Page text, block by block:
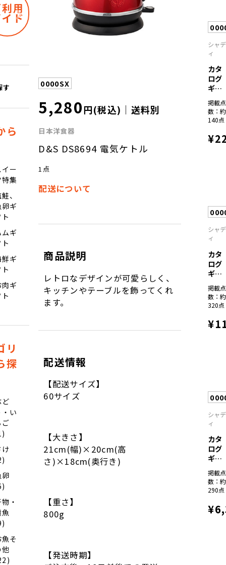
用
ド
す
ら
ー
集
、
ギ
ギ
ギ
ギ
リ
探
い
・
そ
0000SX
5,280円(税込)｜送料別
日本洋食器
D&S DS8694 電気ケトル
1点
配送について
商品説明
レトロなデザインが可愛らしく、
キッチンやテーブルを飾ってくれ
ます。
配送情報
【配送サイズ】
60サイズ
【大きさ】
21cm(幅)×20cm(高
さ)×18cm(奥行き)
【重さ】
800g
【発送時期】
シャデ
ィ
カタ
ログ
ギフ
彩...
掲載点
数：約
140点
シャデ
ィ
カタ
ログ
ギフ
彩...
掲載点
数：約
320点
シャデ
ィ
カタ
ログ
ギフ
彩...
掲載点
数：約
290点